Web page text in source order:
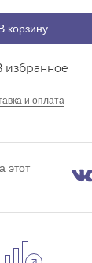
корзину
избранное
и оплата
этот